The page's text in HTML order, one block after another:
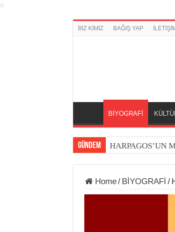
BİZ KİMİZ BAĞIŞ YAP
BİYOGRAFİ
GÜNDEM HARPAGOS’UN
Home/ BİYOGRAFİ /